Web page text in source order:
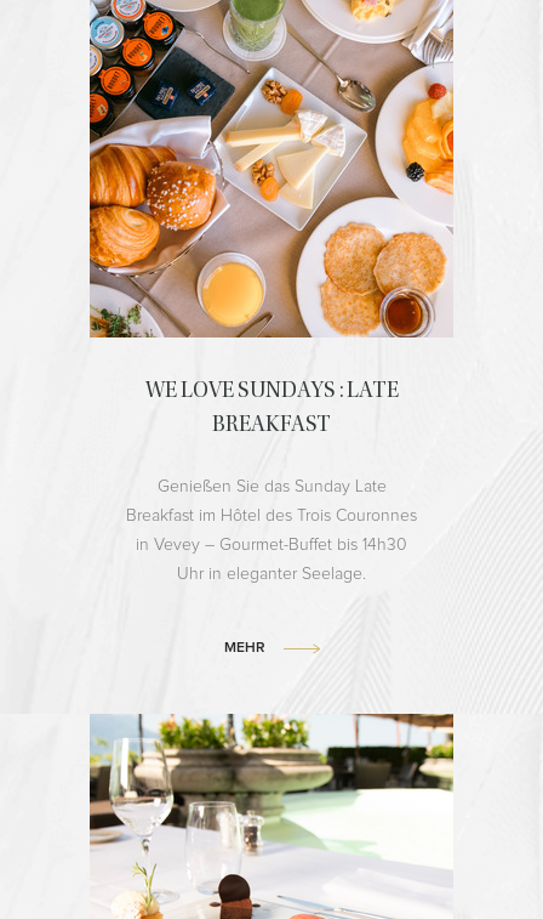
WE LOVE SUNDAYS : LATE
BREAKFAST
Genießen Sie das Sunday Late
Breakfast im Hôtel des Trois Couronnes
in Vevey – Gourmet-Buffet bis 14h30
Uhr in eleganter Seelage.
MEHR